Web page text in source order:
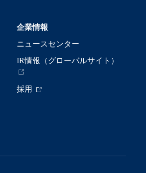
企業情報
ニュースセンター
IR情報（グローバルサイト）
採用